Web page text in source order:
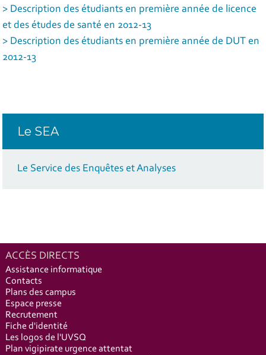
> Description des étudiants en première année de licence
et des études de santé en 2012-13
> Description des étudiants en première année de DUT en
2012-13
Le SEA
Le Service des Enquêtes et Analyses
ACCÈS DIRECTS
Assistance informatique
Contacts
Plans des campus
Espace presse
Recrutement
Fiche d'identité
Les logos de l'UVSQ
Plan vigipirate urgence attentat